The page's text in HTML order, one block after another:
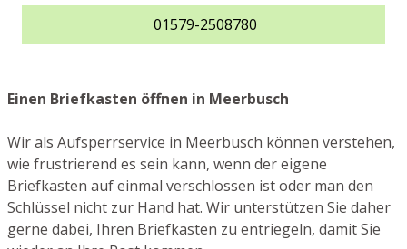
01579-2508780
Einen Briefkasten öffnen in Meerbusch
Wir als Aufsperrservice in Meerbusch können verstehen,
wie frustrierend es sein kann, wenn der eigene
Briefkasten auf einmal verschlossen ist oder man den
Schlüssel nicht zur Hand hat. Wir unterstützen Sie daher
gerne dabei, Ihren Briefkasten zu entriegeln, damit Sie